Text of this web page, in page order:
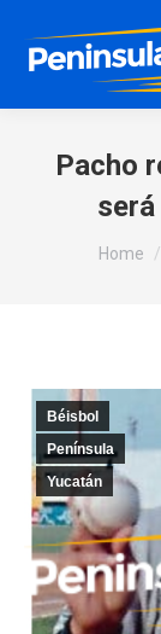
Pacho
You
Home
Béisbol
Península
Yucatán